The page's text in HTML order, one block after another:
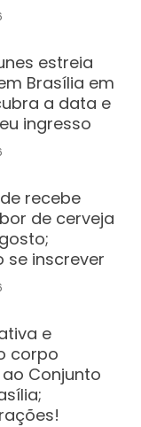
estreia
Brasília em
a data e
ingresso
recebe
de cerveja
se inscrever
e
corpo
Conjunto